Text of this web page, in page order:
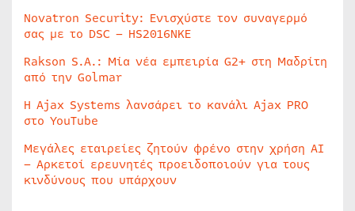
Novatron Security: Ενισχύστε τον συναγερμό
σας με το DSC – HS2016NKE
Rakson S.A.: Μία νέα εμπειρία G2+ στη Μαδρίτη
από την Golmar
Η Ajax Systems λανσάρει το κανάλι Ajax PRO
στο YouTube
Μεγάλες εταιρείες ζητούν φρένο στην χρήση AI
– Αρκετοί ερευνητές προειδοποιούν για τους
κινδύνους που υπάρχουν